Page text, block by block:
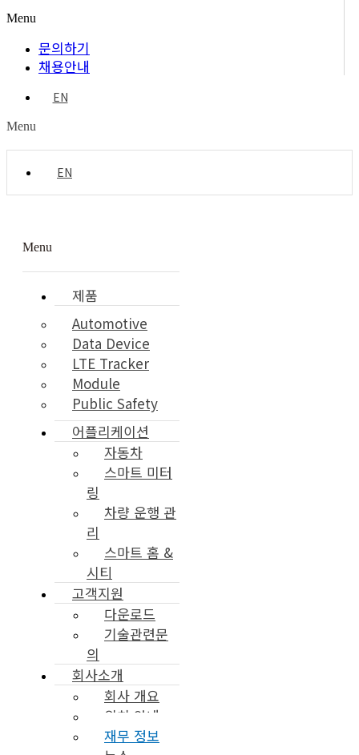
Menu
문의하기
채용안내
EN
Menu
EN
Menu
제품
Automotive
Data Device
LTE Tracker
Module
Public Safety
어플리케이션
자동차
스마트 미터
링
차량 운행 관
리
스마트 홈 &
시티
고객지원
다운로드
기술관련문
의
회사소개
회사 개요
위치 안내
재무 정보